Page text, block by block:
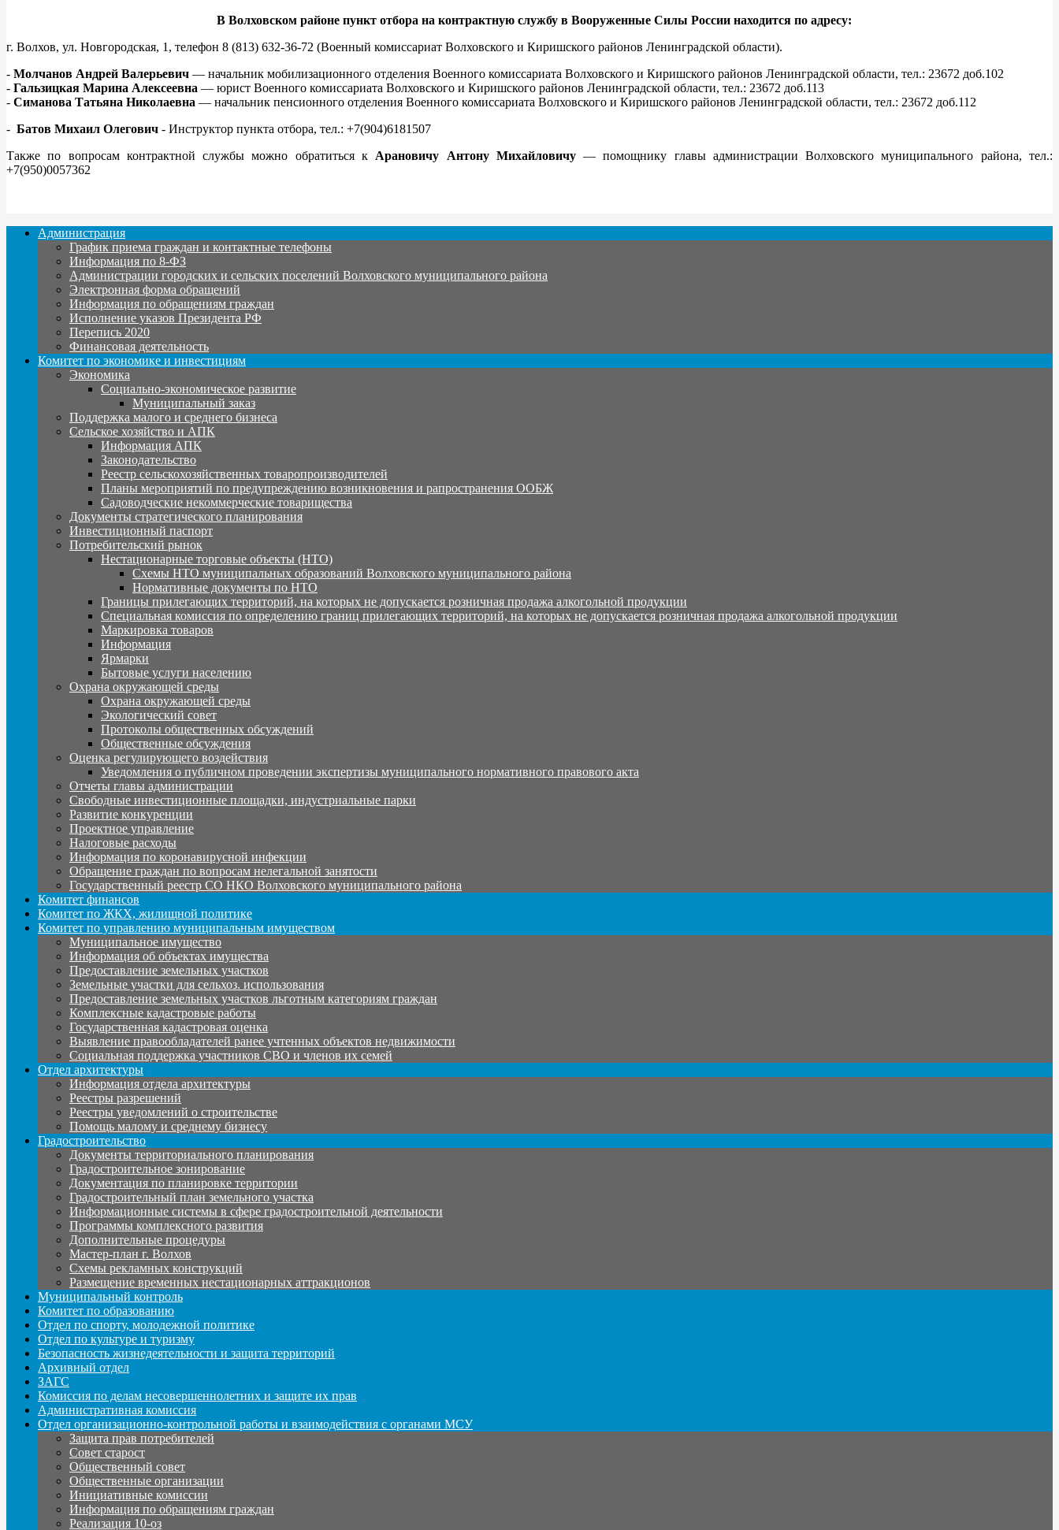
В Волховском районе пункт отбора на контрактную службу в Вооруженные Силы России находится по адресу:
г. Волхов, ул. Новгородская, 1, телефон 8 (813) 632-36-72 (Военный комиссариат Волховского и Киришского районов Ленинградской области).
- Молчанов Андрей Валерьевич — начальник мобилизационного отделения Военного комиссариата Волховского и Киришского районов Ленинградской области, тел.: 23672 доб.102
- Гальзицкая Марина Алексеевна — юрист Военного комиссариата Волховского и Киришского районов Ленинградской области, тел.: 23672 доб.113
- Симанова Татьяна Николаевна — начальник пенсионного отделения Военного комиссариата Волховского и Киришского районов Ленинградской области, тел.: 23672 доб.112
- Батов Михаил Олегович - Инструктор пункта отбора, тел.: +7(904)6181507
Также по вопросам контрактной службы можно обратиться к Арановичу Антону Михайловичу— помощнику главы администрации Волховского муниципального района, тел.:
+7(950)0057362
Администрация
График приема граждан и контактные телефоны
Информация по 8-ФЗ
Администрации городских и сельских поселений Волховского муниципального района
Электронная форма обращений
Информация по обращениям граждан
Исполнение указов Президента РФ
Перепись 2020
Финансовая деятельность
Комитет по экономике и инвестициям
Экономика
Социально-экономическое развитие
Муниципальный заказ
Поддержка малого и среднего бизнеса
Сельское хозяйство и АПК
Информация АПК
Законодательство
Реестр сельскохозяйственных товаропроизводителей
Планы мероприятий по предупреждению возникновения и рапространения ООБЖ
Садоводческие некоммерческие товарищества
Документы стратегического планирования
Инвестиционный паспорт
Потребительский рынок
Нестационарные торговые объекты (НТО)
Схемы НТО муниципальных образований Волховского муниципального района
Нормативные документы по НТО
Границы прилегающих территорий, на которых не допускается розничная продажа алкогольной продукции
Специальная комиссия по определению границ прилегающих территорий, на которых не допускается розничная продажа алкогольной продукции
Маркировка товаров
Информация
Ярмарки
Бытовые услуги населению
Охрана окружающей среды
Охрана окружающей среды
Экологический совет
Протоколы общественных обсуждений
Общественные обсуждения
Оценка регулирующего воздействия
Уведомления о публичном проведении экспертизы муниципального нормативного правового акта
Отчеты главы администрации
Свободные инвестиционные площадки, индустриальные парки
Развитие конкуренции
Проектное управление
Налоговые расходы
Информация по коронавирусной инфекции
Обращение граждан по вопросам нелегальной занятости
Государственный реестр СО НКО Волховского муниципального района
Комитет финансов
Комитет по ЖКХ, жилищной политике
Комитет по управлению муниципальным имуществом
Муниципальное имущество
Информация об объектах имущества
Предоставление земельных участков
Земельные участки для сельхоз. использования
Предоставление земельных участков льготным категориям граждан
Комплексные кадастровые работы
Государственная кадастровая оценка
Выявление правообладателей ранее учтенных объектов недвижимости
Социальная поддержка участников СВО и членов их семей
Отдел архитектуры
Информация отдела архитектуры
Реестры разрешений
Реестры уведомлений о строительстве
Помощь малому и среднему бизнесу
Градостроительство
Документы территориального планирования
Градостроительное зонирование
Документация по планировке территории
Градостроительный план земельного участка
Информационные системы в сфере градостроительной деятельности
Программы комплексного развития
Дополнительные процедуры
Мастер-план г. Волхов
Схемы рекламных конструкций
Размещение временных нестационарных аттракционов
Муниципальный контроль
Комитет по образованию
Отдел по спорту, молодежной политике
Отдел по культуре и туризму
Безопасность жизнедеятельности и защита территорий
Архивный отдел
ЗАГС
Комиссия по делам несовершеннолетних и защите их прав
Административная комиссия
Отдел организационно-контрольной работы и взаимодействия с органами МСУ
Защита прав потребителей
Совет старост
Общественный совет
Общественные организации
Инициативные комиссии
Информация по обращениям граждан
Реализация 10-оз